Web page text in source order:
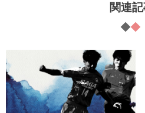
関連